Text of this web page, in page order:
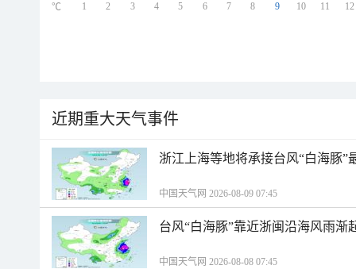
1 2 3 4 5 6 7 8 9 10 11 12
℃
近期重大天气事件
浙江上海等地将承接台风“白海豚”
中国天气网 2026-08-09 07:45
台风“白海豚”靠近浙闽沿海风雨渐
中国天气网 2026-08-08 07:45